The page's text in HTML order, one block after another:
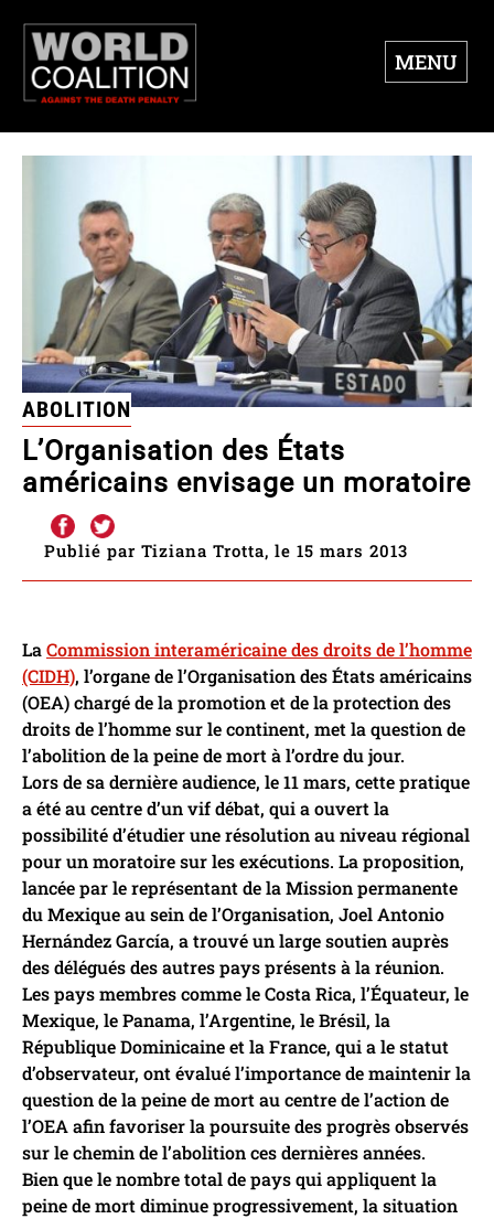
MENU
L’Organisation des États
américains envisage un moratoire
ABOLITION
Publié par Tiziana Trotta, le 15 mars 2013
LaCommission interaméricaine des droits de l’homme
(CIDH), l’organe de l’Organisation des États américains
(OEA) chargé de la promotion et de la protection des
droits de l’homme sur le continent, met la question de
l’abolition de la peine de mort à l’ordre du jour.
Lors de sa dernière audience, le 11 mars, cette pratique
a été au centre d’un vif débat, qui a ouvert la
possibilité d’étudier une résolution au niveau régional
pour un moratoire sur les exécutions. La proposition,
lancée par le représentant de la Mission permanente
du Mexique au sein de l’Organisation, Joel Antonio
Hernández García, a trouvé un large soutien auprès
des délégués des autres pays présents à la réunion.
Les pays membres comme le Costa Rica, l’Équateur, le
Mexique, le Panama, l’Argentine, le Brésil, la
République Dominicaine et la France, qui a le statut
d’observateur, ont évalué l’importance de maintenir la
question de la peine de mort au centre de l’action de
l’OEA afin favoriser la poursuite des progrès observés
sur le chemin de l’abolition ces dernières années.
Bien que le nombre total de pays qui appliquent la
peine de mort diminue progressivement, la situation